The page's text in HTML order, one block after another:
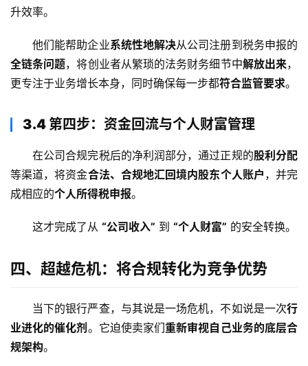
跨
讯
海
司
开
全
球
升效率。
他们能帮助企业系统性地解决从公司注册到税务申报的
全链条问题，将创业者从繁琐的法务财务细节中解放出来，
更专注于业务增长本身，同时确保每一步都符合监管要求。
3.4 第四步：资金回流与个人财富管理
在公司合规完税后的净利润部分，通过正规的股利分配
等渠道，将资金合法、合规地汇回境内股东个人账户 ，并完
成相应的个人所得税申报。
这才完成了从 “公司收入” 到 “个人财富” 的安全转换。
四、超越危机：将合规转化为竞争优势
当下的银行严查，与其说是一场危机，不如说是一次行
业进化的催化剂 。它迫使卖家们重新审视自己业务的底层合
规架构。